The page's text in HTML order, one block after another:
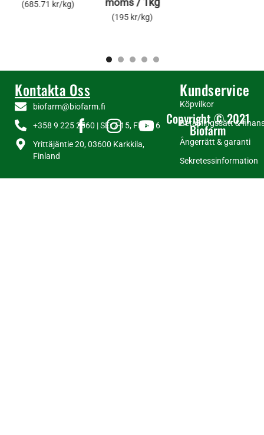
(685.71 kr/kg) moms
(195 kr/kg)
Kontakta Oss
biofarm@biofarm.fi
+358 9 225 2560 | SE: 7-15, FI: 8-16
Yrittäjäntie 20, 03600 Karkkila,
Finland
Kundservice
Köpvilkor
Betalningssätt &
Ångerrätt & garanti
Sekretessinformation
Copyright © 2021
Biofarm